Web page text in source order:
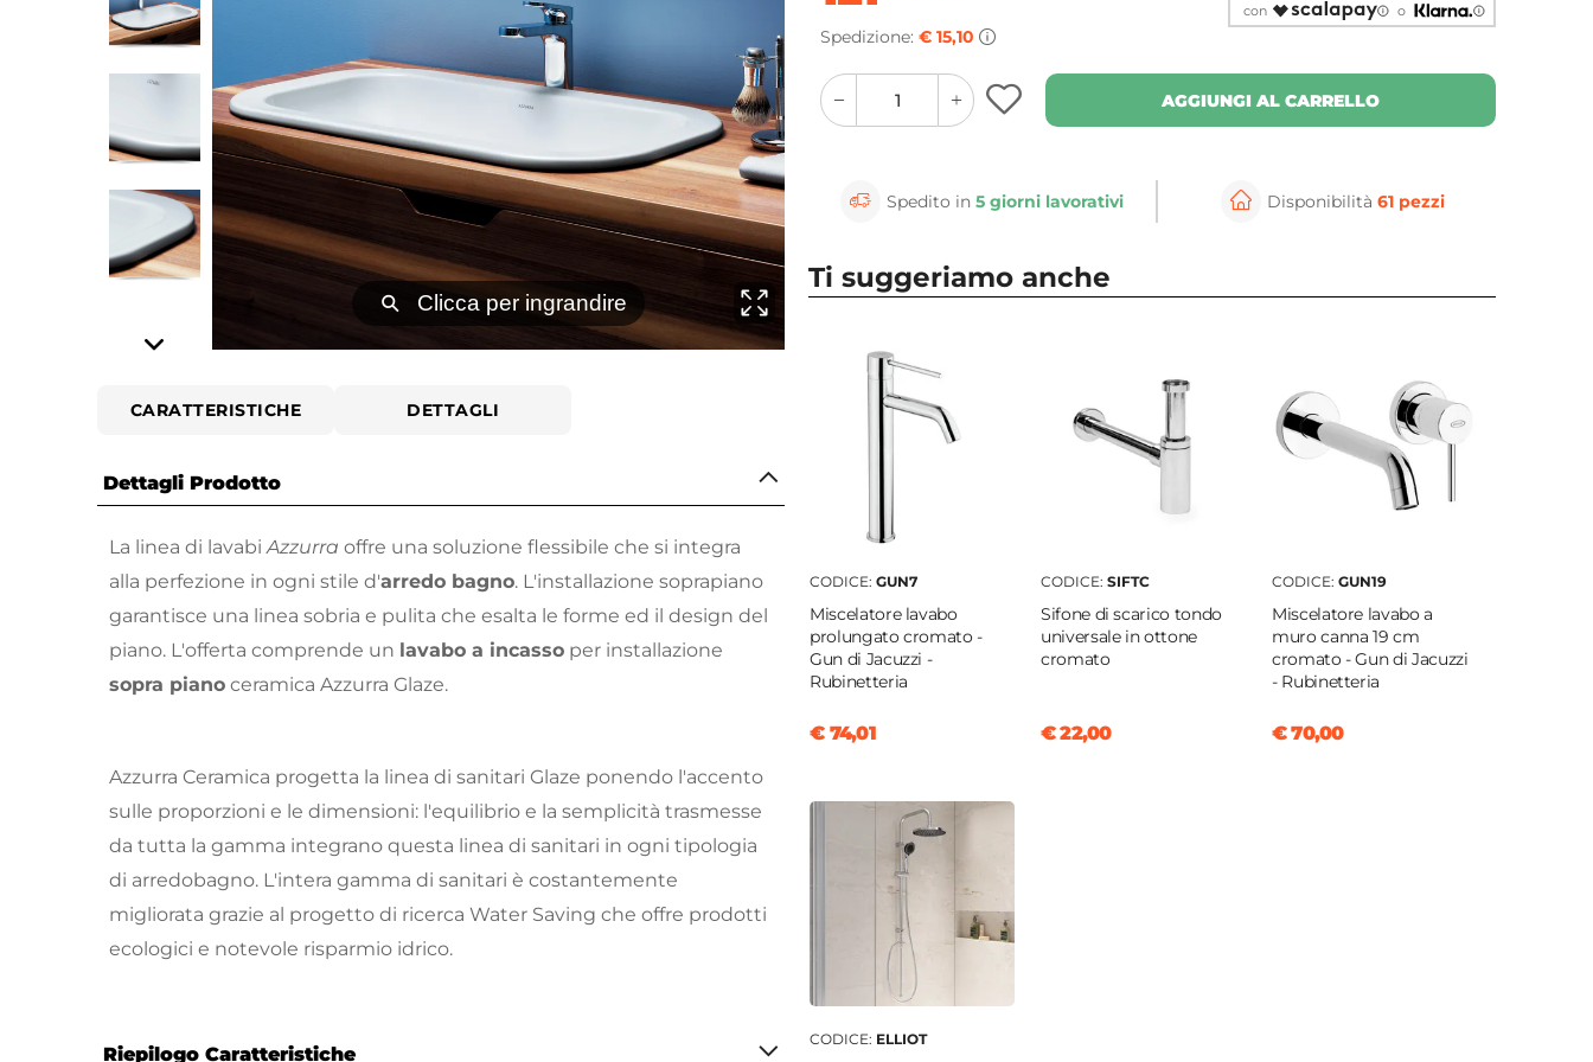
⚲ Clicca per ingrandire ⚲ Clicca per ingrandire
CARATTERISTICHE DETTAGLI
Dettagli Prodotto
La linea di lavabiAzzurra offre una soluzione flessibile che si integra
alla perfezione in ogni stile d'arredo bagno. L'installazione soprapiano
garantisce una linea sobria e pulita che esalta le forme ed il design del
piano. L'offerta comprende un lavabo a incasso per installazione
sopra piano ceramica Azzurra Glaze.
Azzurra Ceramica progetta la linea di sanitari Glaze ponendo l'accento
sulle proporzioni e le dimensioni: l'equilibrio e la semplicità trasmesse
da tutta la gamma integrano questa linea di sanitari in ogni tipologia
di arredobagno. L'intera gamma di sanitari è costantemente
migliorata grazie al progetto di ricerca Water Saving che offre prodotti
ecologici e notevole risparmio idrico.
Riepilogo Caratteristiche
Spedizione: € 15,10
con
o
quantity
button
quantity
minus
button
AGGIUNGI AL CARRELLO
Spedito in5 giorni lavorativi Disponibilità 61 pezzi
Ti suggeriamo anche
CODICE: GUN7
Miscelatore lavabo
prolungato cromato -
Gun di Jacuzzi -
Rubinetteria
€ 74,01
CODICE: SIFTC
Sifone di scarico tondo
universale in ottone
cromato
€ 22,00
CODICE: GUN19
Miscelatore lavabo a
muro canna 19 cm
cromato - Gun di Jacuzzi
- Rubinetteria
€ 70,00
CODICE: ELLIOT